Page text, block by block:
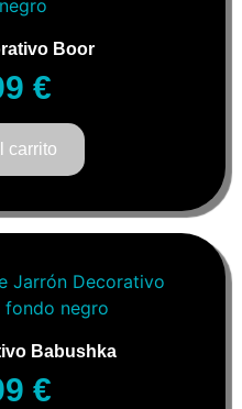
Boor
€
carrito
Babushka
€